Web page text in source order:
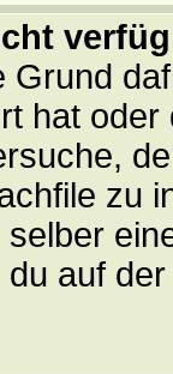
Grund
hat
zu
auf